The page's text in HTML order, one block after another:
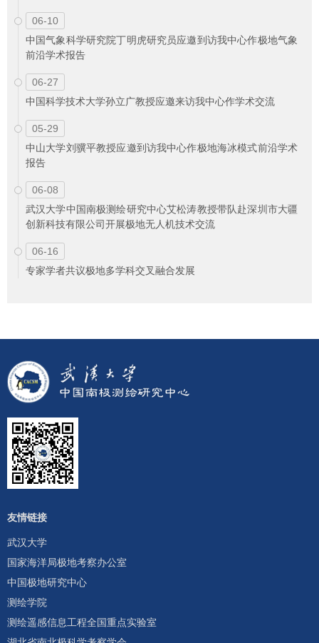
06-10
中国气象科学研究院丁明虎研究员应邀到访我中心作极地气象
前沿学术报告
06-27
中国科学技术大学孙立广教授应邀来访我中心作学术交流
05-29
中山大学刘骥平教授应邀到访我中心作极地海冰模式前沿学术
报告
06-08
武汉大学中国南极测绘研究中心艾松涛教授带队赴深圳市大疆
创新科技有限公司开展极地无人机技术交流
06-16
专家学者共议极地多学科交叉融合发展
友情链接
武汉大学
国家海洋局极地考察办公室
中国极地研究中心
测绘学院
测绘遥感信息工程全国重点实验室